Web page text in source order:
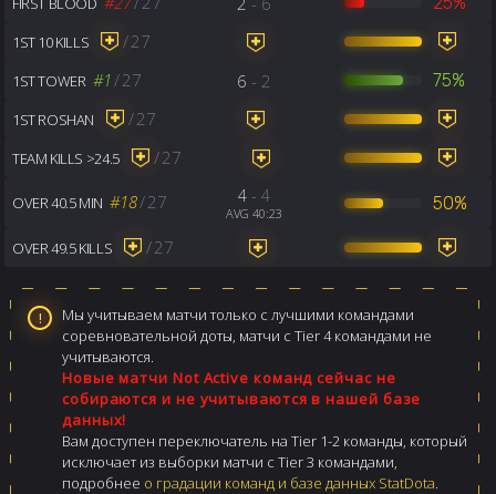
1ST 10 KILLS /27
1ST TOWER #1 /27 6 - 2 75%
1ST ROSHAN /27
TEAM KILLS >24.5 /27
OVER 40.5 MIN #18/27 4- 4
AVG 40:23 50%
OVER 49.5 KILLS /27
Мы учитываем матчи только с лучшими командами
соревновательной доты, матчи с Tier 4 командами не
учитываются.
Новые матчи Not Active команд сейчас не
собираются и не учитываются в нашей базе
данных!
Вам доступен переключатель на Tier 1-2 команды, который
исключает из выборки матчи с Tier 3 командами,
подробнее о градации команд и базе данных StatDota.